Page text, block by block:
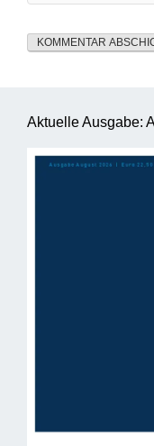
Aktuelle Ausgabe: